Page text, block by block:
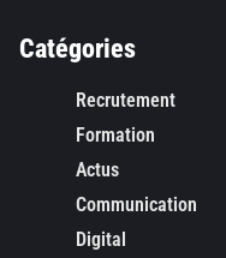
Catégories
Recrutement
Formation
Actus
Communication
Digital